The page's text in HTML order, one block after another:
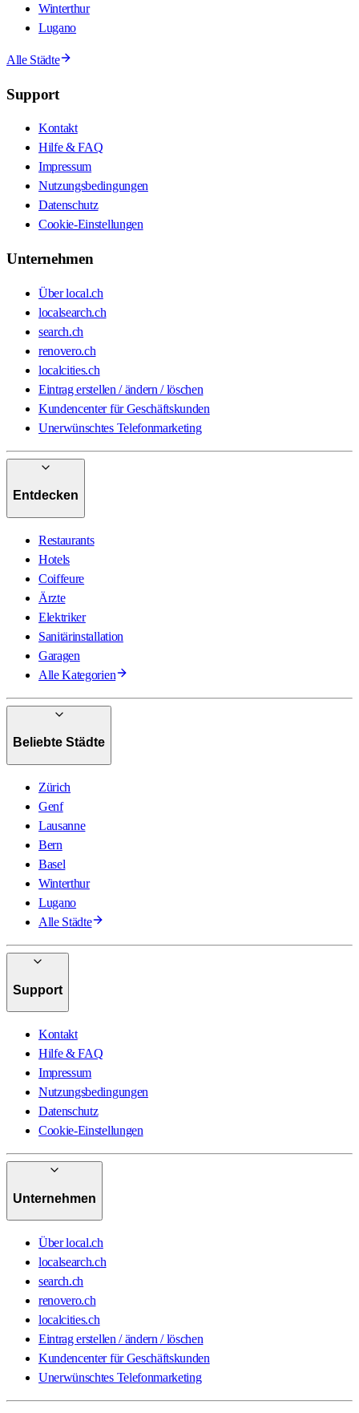
Winterthur
Lugano
Alle Städte
Support
Kontakt
Hilfe & FAQ
Impressum
Nutzungsbedingungen
Datenschutz
Cookie-Einstellungen
Unternehmen
Über local.ch
localsearch.ch
search.ch
renovero.ch
localcities.ch
Eintrag erstellen / ändern / löschen
Kundencenter für Geschäftskunden
Unerwünschtes Telefonmarketing
Entdecken
Restaurants
Hotels
Coiffeure
Ärzte
Elektriker
Sanitärinstallation
Garagen
Alle Kategorien
Beliebte Städte
Zürich
Genf
Lausanne
Bern
Basel
Winterthur
Lugano
Alle Städte
Support
Kontakt
Hilfe & FAQ
Impressum
Nutzungsbedingungen
Datenschutz
Cookie-Einstellungen
Unternehmen
Über local.ch
localsearch.ch
search.ch
renovero.ch
localcities.ch
Eintrag erstellen / ändern / löschen
Kundencenter für Geschäftskunden
Unerwünschtes Telefonmarketing